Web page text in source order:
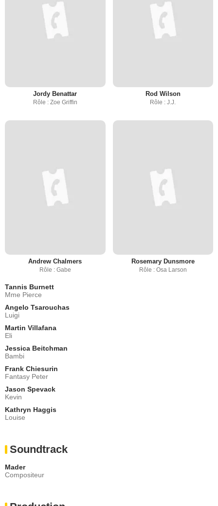
Jordy Benattar
Rôle : Zoe Griffin
Rod Wilson
Rôle : J.J.
Andrew Chalmers
Rôle : Gabe
Rosemary Dunsmore
Rôle : Osa Larson
Tannis Burnett
Mme Pierce
Angelo Tsarouchas
Luigi
Martin Villafana
Eli
Jessica Beitchman
Bambi
Frank Chiesurin
Fantasy Peter
Jason Spevack
Kevin
Kathryn Haggis
Louise
Soundtrack
Mader
Compositeur